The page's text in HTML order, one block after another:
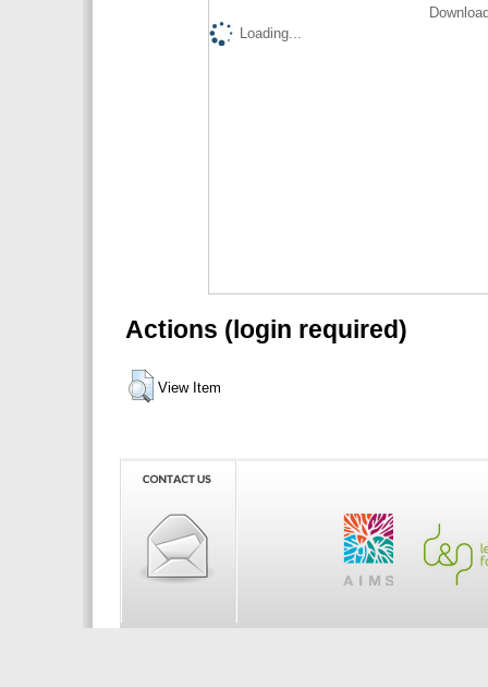
Loading...
Actions (login required)
View Item